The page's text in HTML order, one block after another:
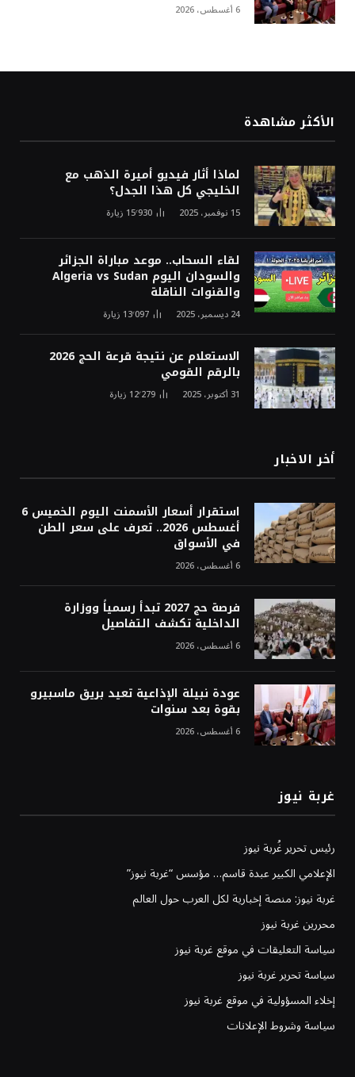
6 أغسطس، 2026
الأكثر مشاهدة
لماذا أثار فيديو أميرة الذهب مع
الخليجي كل هذا الجدل؟
15 نوفمبر، 2025 15٬930 زيارة
لقاء السحاب.. موعد مباراة الجزائر
والسودان اليوم Algeria vs Sudan
والقنوات الناقلة
24 ديسمبر، 2025 13٬097 زيارة
الاستعلام عن نتيجة قرعة الحج 2026
بالرقم القومي
31 أكتوبر، 2025 12٬279 زيارة
أخر الاخبار
استقرار أسعار الأسمنت اليوم الخميس 6
أغسطس 2026.. تعرف على سعر الطن
في الأسواق
6 أغسطس، 2026
فرصة حج 2027 تبدأ رسمياً ووزارة
الداخلية تكشف التفاصيل
6 أغسطس، 2026
عودة نبيلة الإذاعية تعيد بريق ماسبيرو
بقوة بعد سنوات
6 أغسطس، 2026
غربة نيوز
رئيس تحرير غُربة نيوز
الإعلامي الكبير عبدة قاسم… مؤسس “غربة نيوز”
غربة نيوز: منصة إخبارية لكل العرب حول العالم
محررين غربة نيوز
سياسة التعليقات في موقع غربة نيوز
سياسة تحرير غربة نيوز
إخلاء المسؤولية في موقع غربة نيوز
سياسة وشروط الإعلانات